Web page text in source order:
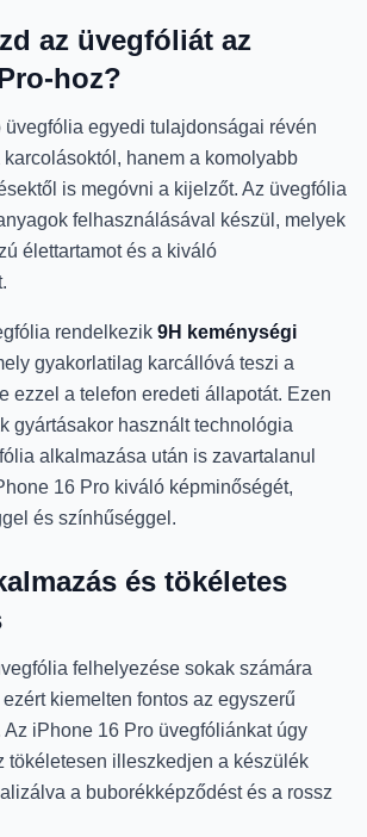
az üvegfóliát az
hoz?
egyedi tulajdonságai révén
karcolásoktól, hanem a komolyabb
is megóvni a kijelzőt. Az üvegfólia
felhasználásával készül, melyek
élettartamot és a kiváló
rendelkezik 9H keménységi
gyakorlatilag karcállóvá teszi a
ezzel a telefon eredeti állapotát. Ezen
gyártásakor használt technológia
alkalmazása után is zavartalanul
16 Pro kiváló képminőségét,
és színhűséggel.
és tökéletes
felhelyezése sokak számára
kiemelten fontos az egyszerű
iPhone 16 Pro üvegfóliánkat úgy
tökéletesen illeszkedjen a készülék
a buborékképződést és a rossz